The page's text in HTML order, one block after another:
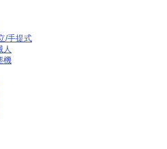
/手提式
人
機